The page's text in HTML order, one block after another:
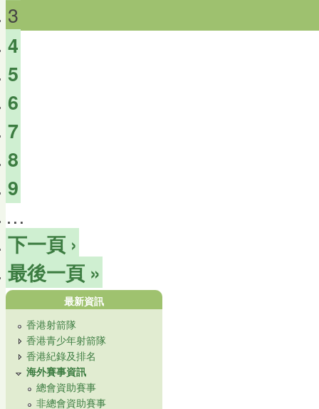
3
4
5
6
7
8
9
…
下一頁 ›
最後一頁 »
最新資訊
香港射箭隊
香港青少年射箭隊
香港紀錄及排名
海外賽事資訊
總會資助賽事
非總會資助賽事